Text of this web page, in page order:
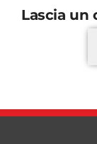
Lascia un